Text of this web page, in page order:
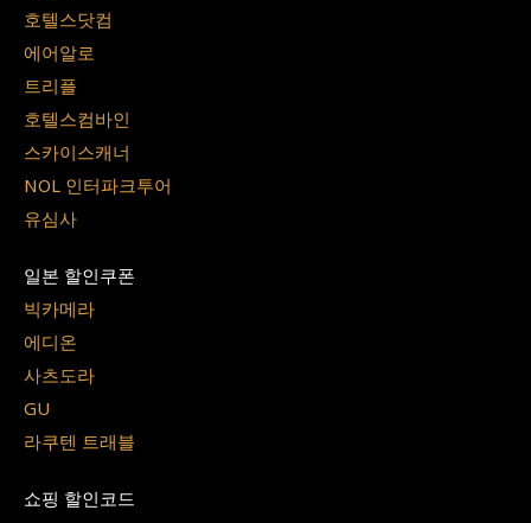
호텔스닷컴
에어알로
트리플
호텔스컴바인
스카이스캐너
NOL 인터파크투어
유심사
일본 할인쿠폰
빅카메라
에디온
사츠도라
GU
라쿠텐 트래블
쇼핑 할인코드